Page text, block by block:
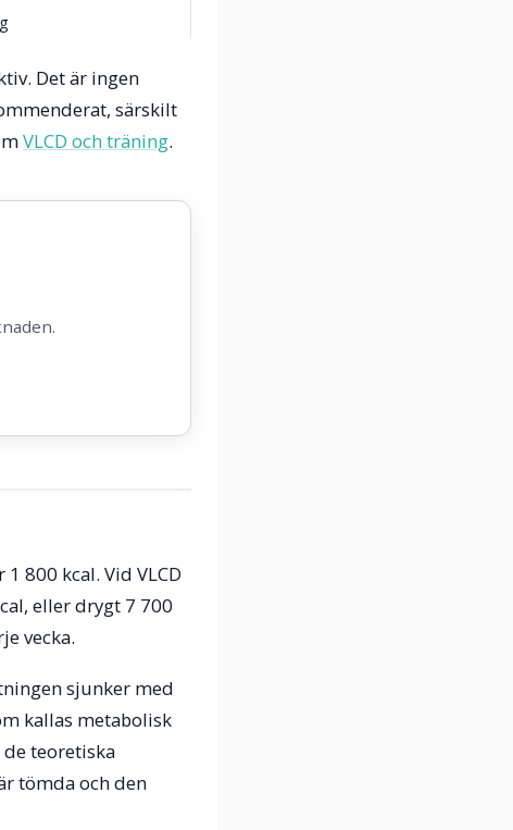
Det är ingen
särskilt
VLCD och träning.
800 kcal. Vid VLCD
eller drygt 7 700
vecka.
sjunker med
kallas metabolisk
teoretiska
tömda och den